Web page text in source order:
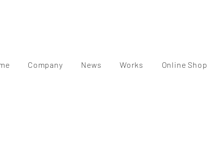
Company News Works Online Shop